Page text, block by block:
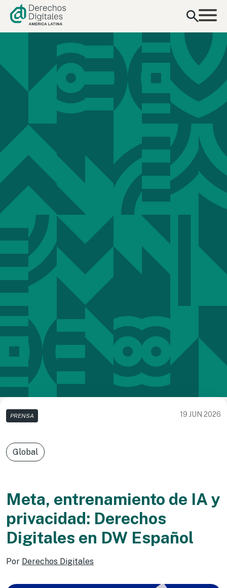
contenido
PRENSA 19 JUN 2026
Global
Meta, entrenamiento de IA y
privacidad: Derechos
Digitales en DW Español
Por Derechos Digitales